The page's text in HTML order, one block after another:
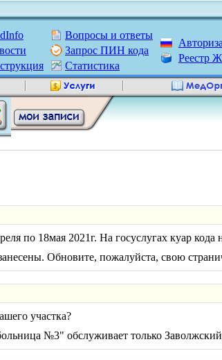
Вопросы и ответы
Запрос ПИН кода
Статистика
Реестр
по 18мая 2021г. На госуслугах куар
Обновите, пожалуйста, свою
участка?
№3" обслуживает только